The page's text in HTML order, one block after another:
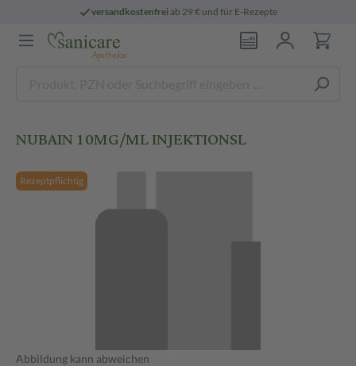
versandkostenfreiab 29 € und für E-Rezepte
NUBAIN 10MG/ML INJEKTIONSL
Rezeptpflichtig
Abbildung kann abweichen